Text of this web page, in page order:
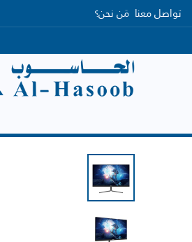
تواصل معنا مَن نحن؟